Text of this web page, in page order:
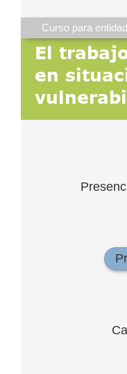
Curso para
El
en
una